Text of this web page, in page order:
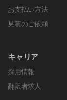
お支払い方法
見積のご依頼
キャリア
採用情報
翻訳者求人